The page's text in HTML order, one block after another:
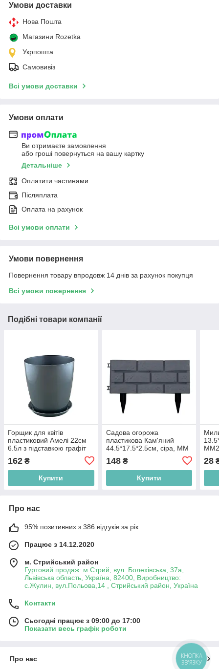
Умови доставки
Нова Пошта
Магазини Rozetka
Укрпошта
Самовивіз
Всі умови доставки
Умови оплати
Ви отримаєте замовлення
або гроші повернуться на вашу картку
Детальніше
Оплатити частинами
Післяплата
Оплата на рахунок
Всі умови оплати
Умови повернення
Повернення товару впродовж 14 днів за рахунок покупця
Всі умови повернення
Подібні товари компанії
Горщик для квітів
пластиковий Амелі 22см
6.5л з підставкою графіт
162 ₴
Купити
Садова огорожа
пластикова Кам'яний
44.5*17.5*2.5см, сіра, ММ
148₴
Купити
28
Про нас
95% позитивних з 386 відгуків за рік
Працює з 14.12.2020
м. Стрийський район
Гуртовий продаж: м.Стрий, вул. Болехівська, 37а,
Львівська область, Україна, 82400, Виробництво:
с.Жулин, вул.Польова,14 , Стрийський район, Україна
Контакти
Сьогодні працює з 09:00 до 17:00
Показати весь графік роботи
Про нас
КНОПКА
ЗВ'ЯЗКУ